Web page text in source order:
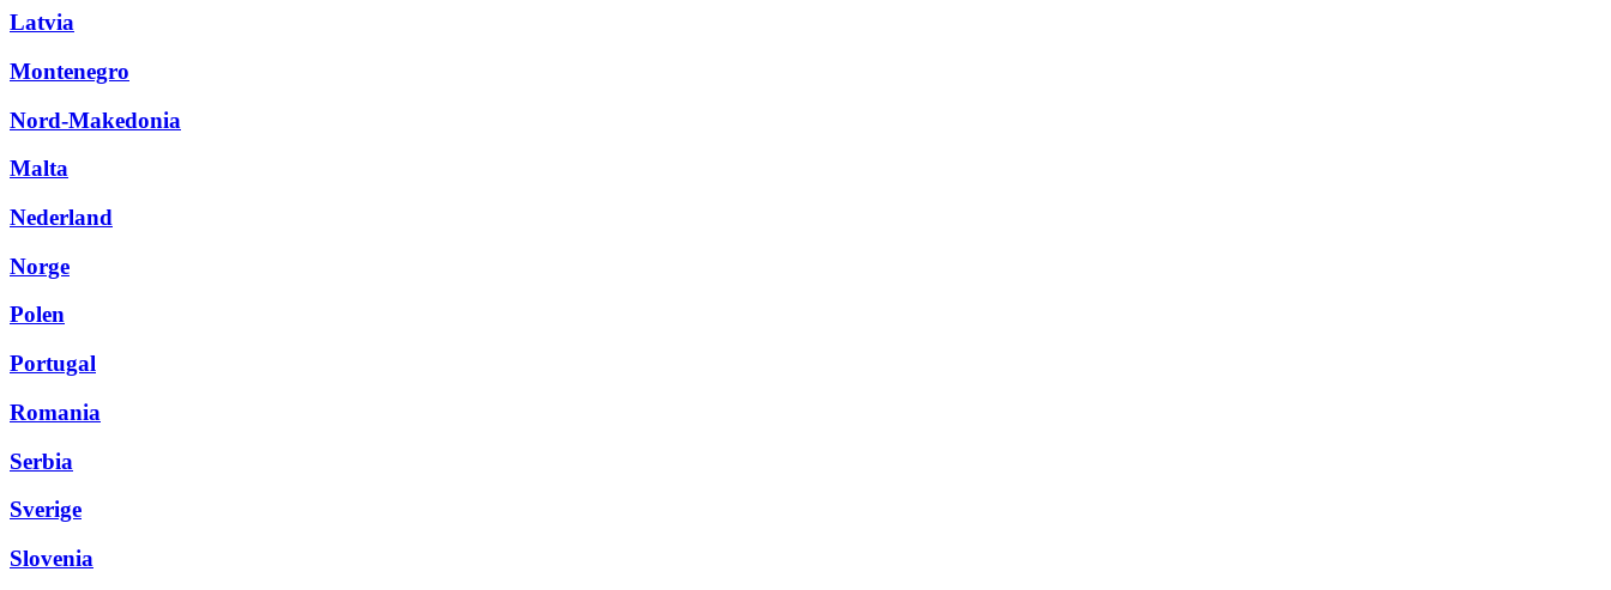
Latvia
Montenegro
Nord-Makedonia
Malta
Nederland
Norge
Polen
Portugal
Romania
Serbia
Sverige
Slovenia